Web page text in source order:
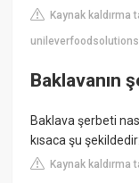
Kaynak kaldırma
Baklavanın
Baklava şerbeti
kısaca şu
Kaynak kaldırma